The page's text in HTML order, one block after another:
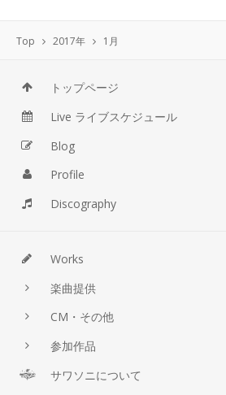
Top 2017年 1月
トップページ
Live ライブスケジュール
Blog
Profile
Discography
Works
楽曲提供
CM・その他
参加作品
サワソニについて